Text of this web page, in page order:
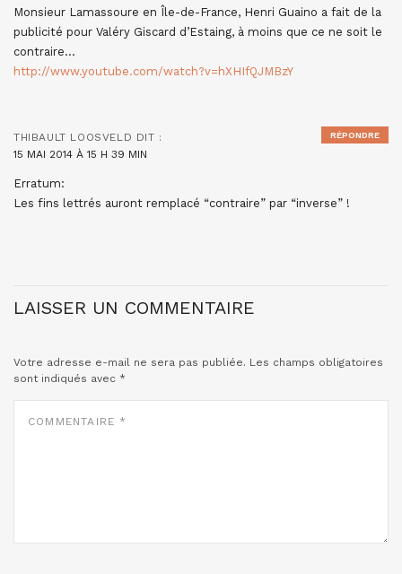
Monsieur Lamassoure en Île-de-France, Henri Guaino a fait de la
publicité pour Valéry Giscard d’Estaing, à moins que ce ne soit le
contraire…
http://www.youtube.com/watch?v=hXHIfQJMBzY
THIBAULT LOOSVELD DIT :
15 MAI 2014 À 15 H 39 MIN
Erratum:
Les fins lettrés auront remplacé “contraire” par “inverse” !
RÉPONDRE
LAISSER UN COMMENTAIRE
Votre adresse e-mail ne sera pas publiée. Les champs obligatoires
sont indiqués avec *
COMMENTAIRE